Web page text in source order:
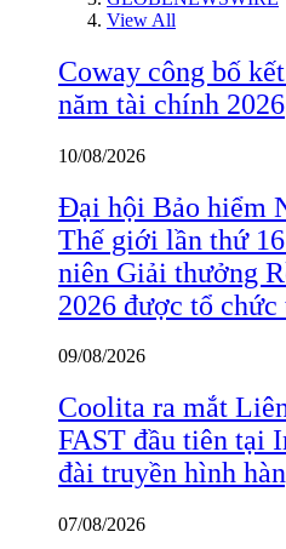
View All
Coway công bố
năm tài chính 2026
10/08/2026
Đại hội Bảo hiểm
Thế giới lần thứ
niên Giải thưởng
2026 được tổ chức
09/08/2026
Coolita ra mắt
FAST đầu tiên tại
đài truyền hình
07/08/2026